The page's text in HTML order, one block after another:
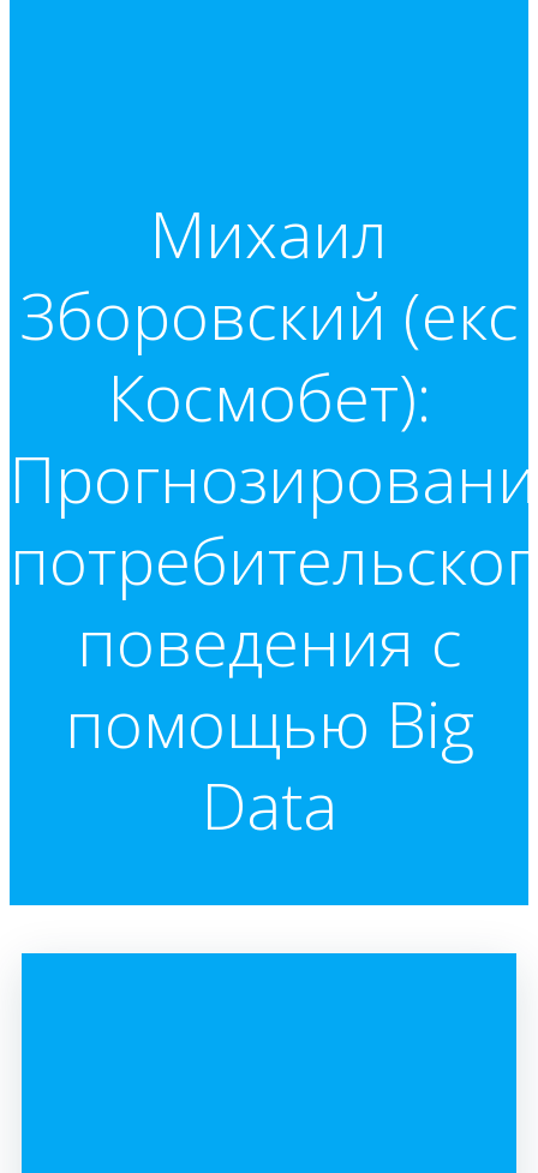
Михаил
Зборовский (екс
Космобет):
поведения с
помощью Big
Data